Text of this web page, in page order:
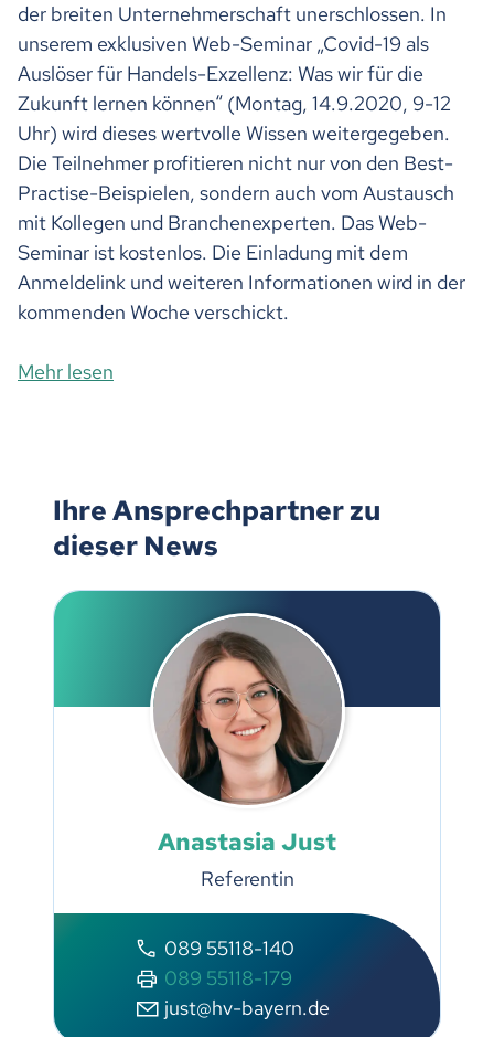
der breiten Unternehmerschaft unerschlossen. In
unserem exklusiven Web-Seminar „Covid-19 als
Auslöser für Handels-Exzellenz: Was wir für die
Zukunft lernen können“ (Montag, 14.9.2020, 9-12
Uhr) wird dieses wertvolle Wissen weitergegeben.
Die Teilnehmer profitieren nicht nur von den Best-
Practise-Beispielen, sondern auch vom Austausch
mit Kollegen und Branchenexperten. Das Web-
Seminar ist kostenlos. Die Einladung mit dem
Anmeldelink und weiteren Informationen wird in der
kommenden Woche verschickt.
Mehr lesen
Ihre Ansprechpartner zu
dieser News
Anastasia Just
Referentin
089 55118-140
089 55118-179
just@hv-bayern.de